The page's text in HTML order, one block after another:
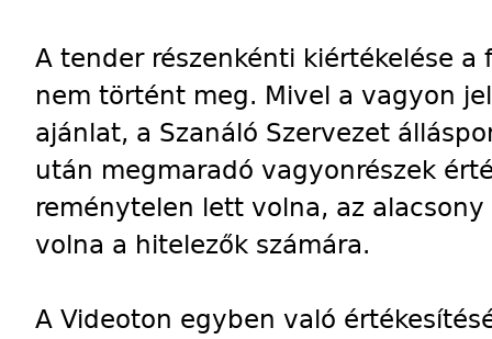
A tender részenkénti kiértékelése
nem történt meg. Mivel a vagyon
ajánlat, a Szanáló Szervezet
után megmaradó vagyonrészek
reménytelen lett volna, az
volna a hitelezők számára.
A Videoton egyben való